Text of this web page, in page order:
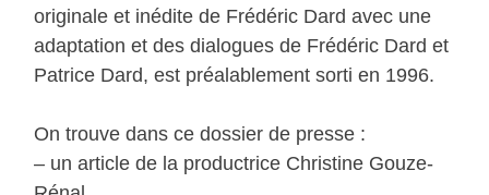
originale et inédite de Frédéric Dard avec une
adaptation et des dialogues de Frédéric Dard et
Patrice Dard, est préalablement sorti en 1996.
On trouve dans ce dossier de presse :
– un article de la productrice Christine Gouze-